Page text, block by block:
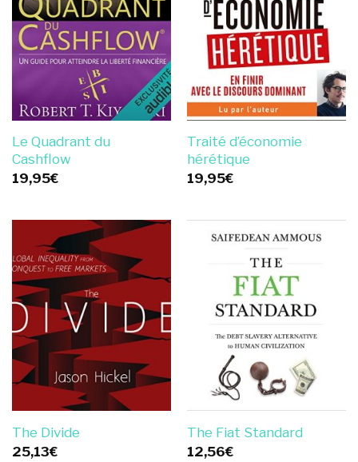
Le Quadrant du
Cashflow
19,95€
Traité d’économie
hérétique
19,95€
The Divide
25,13€
The Fiat Standard
12,56€